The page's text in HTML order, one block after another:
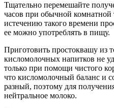
Тщательно перемешайте
часов при обычной комнатной
истечению такого времени
ее можно употреблять в пищу.
Приготовить простоквашу из
кисломолочных напитков не
только при помощи чистого
что кисломолочный баланс и
разный, поэтому для
нейтральное молоко.